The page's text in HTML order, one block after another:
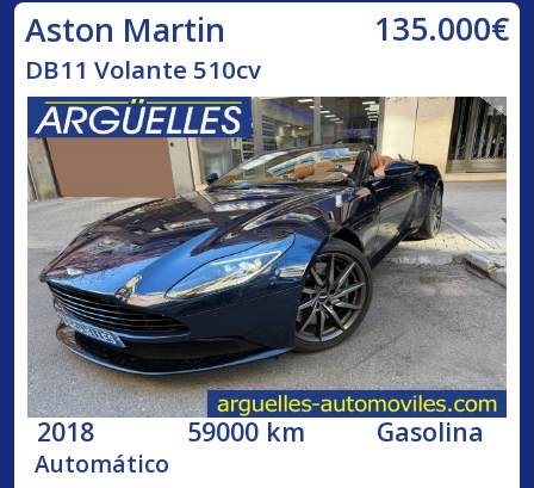
Aston Martin 135.000€
DB11 Volante 510cv
2018 59000 km Gasolina
Automático